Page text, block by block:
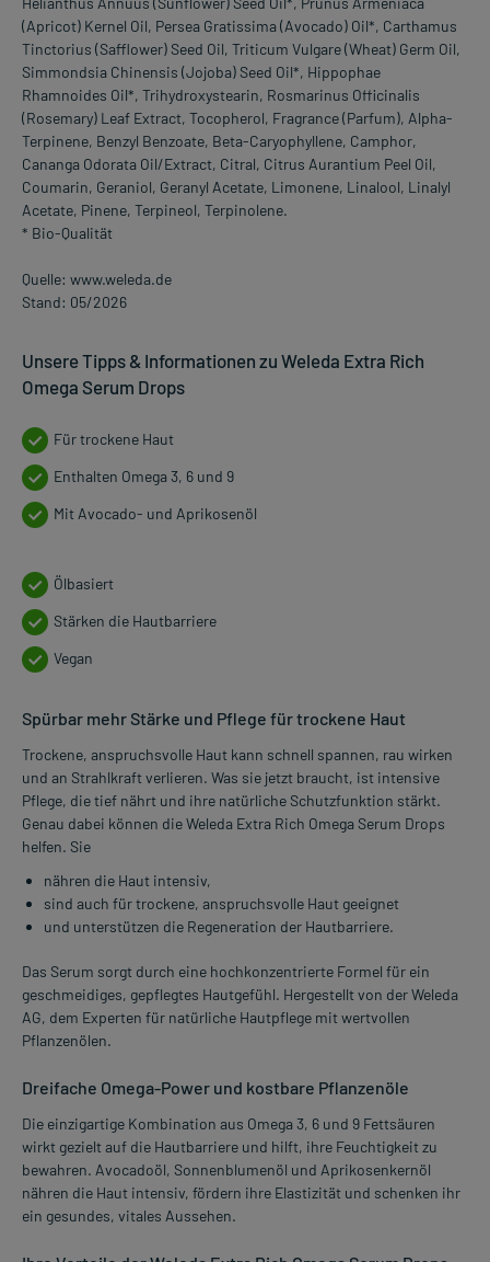
(Apricot) Kernel Oil, Persea Gratissima (Avocado) Oil*, Carthamus
Tinctorius (Safflower) Seed Oil, Triticum Vulgare (Wheat) Germ Oil,
Simmondsia Chinensis (Jojoba) Seed Oil*, Hippophae
Rhamnoides Oil*, Trihydroxystearin, Rosmarinus Officinalis
(Rosemary) Leaf Extract, Tocopherol, Fragrance (Parfum), Alpha-
Terpinene, Benzyl Benzoate, Beta-Caryophyllene, Camphor,
Cananga Odorata Oil/Extract, Citral, Citrus Aurantium Peel Oil,
Coumarin, Geraniol, Geranyl Acetate, Limonene, Linalool, Linalyl
Acetate, Pinene, Terpineol, Terpinolene.
* Bio-Qualität
Quelle: www.weleda.de
Stand: 05/2026
Unsere Tipps & Informationen zu Weleda Extra Rich
Omega Serum Drops
Für trockene Haut
Enthalten Omega 3, 6 und 9
Mit Avocado- und Aprikosenöl
Ölbasiert
Stärken die Hautbarriere
Vegan
Spürbar mehr Stärke und Pflege für trockene Haut
Trockene, anspruchsvolle Haut kann schnell spannen, rau wirken
und an Strahlkraft verlieren. Was sie jetzt braucht, ist intensive
Pflege, die tief nährt und ihre natürliche Schutzfunktion stärkt.
Genau dabei können die Weleda Extra Rich Omega Serum Drops
helfen. Sie
nähren die Haut intensiv,
sind auch für trockene, anspruchsvolle Haut geeignet
und unterstützen die Regeneration der Hautbarriere.
Das Serum sorgt durch eine hochkonzentrierte Formel für ein
geschmeidiges, gepflegtes Hautgefühl. Hergestellt von der Weleda
AG, dem Experten für natürliche Hautpflege mit wertvollen
Pflanzenölen.
Dreifache Omega-Power und kostbare Pflanzenöle
Die einzigartige Kombination aus Omega 3, 6 und 9 Fettsäuren
wirkt gezielt auf die Hautbarriere und hilft, ihre Feuchtigkeit zu
bewahren. Avocadoöl, Sonnenblumenöl und Aprikosenkernöl
nähren die Haut intensiv, fördern ihre Elastizität und schenken ihr
ein gesundes, vitales Aussehen.